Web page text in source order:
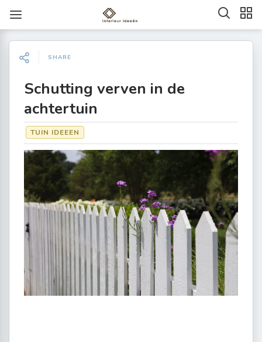
SHARE
Schutting verven in de
achtertuin
TUIN IDEEEN